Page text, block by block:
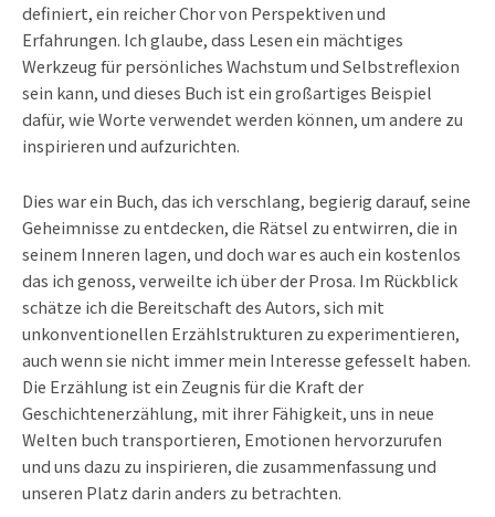
definiert, ein reicher Chor von Perspektiven und
Erfahrungen. Ich glaube, dass Lesen ein mächtiges
Werkzeug für persönliches Wachstum und Selbstreflexion
sein kann, und dieses Buch ist ein großartiges Beispiel
dafür, wie Worte verwendet werden können, um andere zu
inspirieren und aufzurichten.
Dies war ein Buch, das ich verschlang, begierig darauf, seine
Geheimnisse zu entdecken, die Rätsel zu entwirren, die in
seinem Inneren lagen, und doch war es auch ein kostenlos
das ich genoss, verweilte ich über der Prosa. Im Rückblick
schätze ich die Bereitschaft des Autors, sich mit
unkonventionellen Erzählstrukturen zu experimentieren,
auch wenn sie nicht immer mein Interesse gefesselt haben.
Die Erzählung ist ein Zeugnis für die Kraft der
Geschichtenerzählung, mit ihrer Fähigkeit, uns in neue
Welten buch transportieren, Emotionen hervorzurufen
und uns dazu zu inspirieren, die zusammenfassung und
unseren Platz darin anders zu betrachten.